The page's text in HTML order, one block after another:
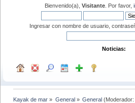
Bienvenido(a), Visitante. Por favor,
Ingresar con nombre de usuario,
Noticias:
Kayak de mar » General» General(Moderador: